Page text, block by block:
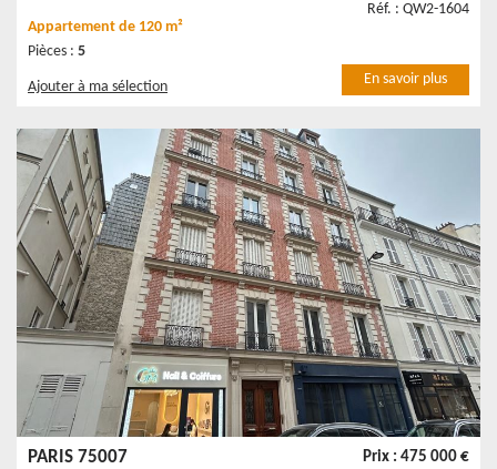
Réf. : QW2-1604
Appartement de 120 m²
Pièces : 5
Ajouter à ma sélection En savoir plus
Prix : 475 000 €
PARIS 75007